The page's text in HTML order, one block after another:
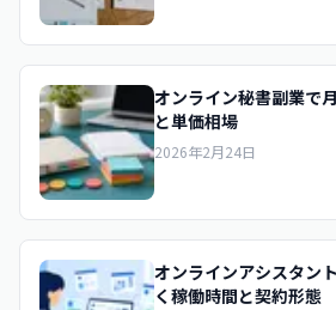
オンライン秘書副業で
と単価相場
2026年2月24日
オンラインアシスタン
く稼働時間と契約形態